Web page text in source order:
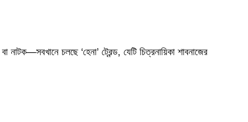
চলছে ‘হেনা’ ট্রেন্ড, যেটি চিত্রনায়িকা শাবনাজের